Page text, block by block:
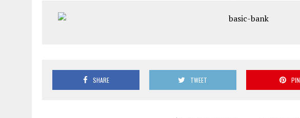
SHARE TWEET PIN